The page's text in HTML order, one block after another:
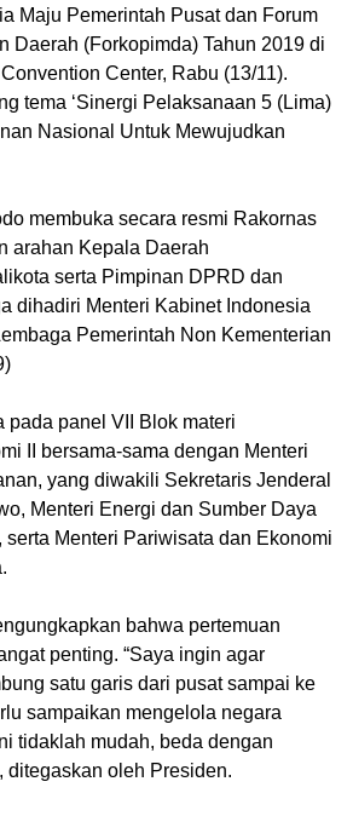
Maju Pemerintah Pusat dan Forum
Daerah (Forkopimda) Tahun 2019 di
Center, Rabu (13/11).
tema ‘Sinergi Pelaksanaan 5 (Lima)
Nasional Untuk Mewujudkan
membuka secara resmi Rakornas
arahan Kepala Daerah
serta Pimpinan DPRD dan
dihadiri Menteri Kabinet Indonesia
Pemerintah Non Kementerian
pada panel VII Blok materi
II bersama-sama dengan Menteri
yang diwakili Sekretaris Jenderal
Menteri Energi dan Sumber Daya
serta Menteri Pariwisata dan Ekonomi
bahwa pertemuan
penting. “Saya ingin agar
satu garis dari pusat sampai ke
sampaikan mengelola negara
tidaklah mudah, beda dengan
ditegaskan oleh Presiden.